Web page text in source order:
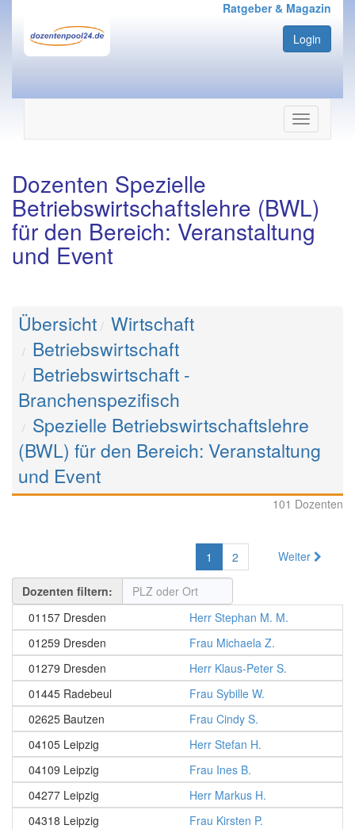
Ratgeber & Magazin
Login
Navigation
ein-/
Dozenten Spezielle
Betriebswirtschaftslehre (BWL)
für den Bereich: Veranstaltung
und Event
Übersicht Wirtschaft
Betriebswirtschaft
Betriebswirtschaft -
Branchenspezifisch
Spezielle Betriebswirtschaftslehre
(BWL) für den Bereich: Veranstaltung
und Event
101 Dozenten
1 2 Weiter
Dozenten filtern:
01157 Dresden
Herr Stephan M. M.
01259 Dresden
Frau Michaela Z.
01279 Dresden
Herr Klaus-Peter S.
01445 Radebeul
Frau Sybille W.
02625 Bautzen
Frau Cindy S.
04105 Leipzig
Herr Stefan H.
04109 Leipzig
Frau Ines B.
04277 Leipzig
Herr Markus H.
04318 Leipzig
Frau Kirsten P.